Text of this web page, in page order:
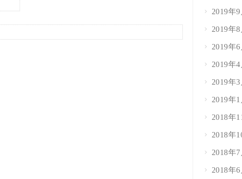
2019年9
2019年8
2019年6
2019年4
2019年3
2019年1
2018年
2018年
2018年7
2018年6